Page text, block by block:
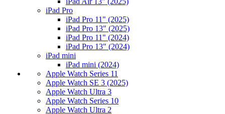
iPad Pro
iPad Pro 11" (2025)
iPad Pro 13" (2025)
iPad Pro 11" (2024)
iPad Pro 13" (2024)
iPad mini
iPad mini (2024)
Apple Watch Series 11
Apple Watch SE 3 (2025)
Apple Watch Ultra 3
Apple Watch Series 10
Apple Watch Ultra 2